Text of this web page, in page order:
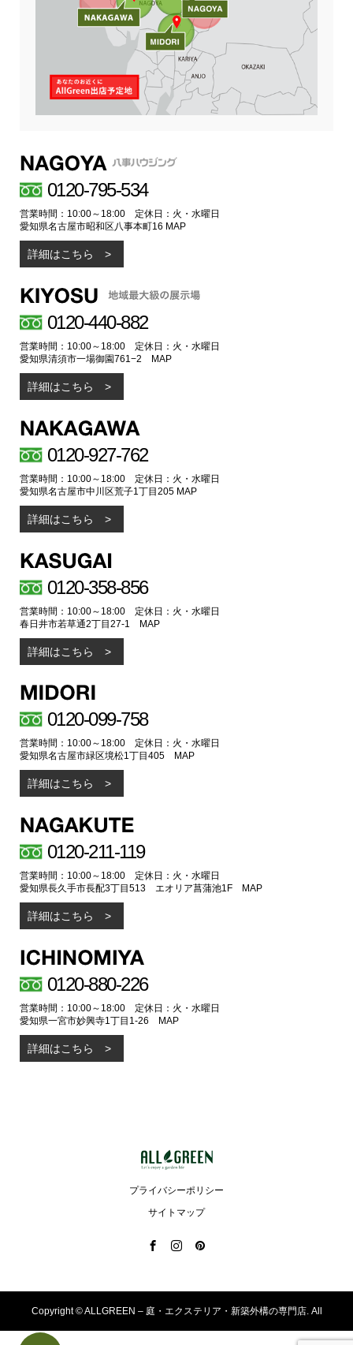
0120-795-534
営業時間：10:00～18:00 定休日：火・水曜日
愛知県名古屋市昭和区八事本町16 MAP
詳細はこちら
0120-440-882
営業時間：10:00～18:00 定休日：火・水曜日
愛知県清須市一場御園761−2 MAP
詳細はこちら
0120-927-762
営業時間：10:00～18:00 定休日：火・水曜日
愛知県名古屋市中川区荒子1丁目205 MAP
詳細はこちら
0120-358-856
営業時間：10:00～18:00 定休日：火・水曜日
春日井市若草通2丁目27-1 MAP
詳細はこちら
0120-099-758
営業時間：10:00～18:00 定休日：火・水曜日
愛知県名古屋市緑区境松1丁目405
MAP
詳細はこちら
0120-211-119
営業時間：10:00～18:00 定休日：火・水曜日
愛知県長久手市長配3丁目513 エオリア菖蒲池1F
MAP
詳細はこちら
0120-880-226
営業時間：10:00～18:00 定休日：火・水曜日
愛知県一宮市妙興寺1丁目1-26
MAP
詳細はこちら
プライバシーポリシー
サイトマップ
Copyright ©ALLGREEN – 庭・エクステリア・新築外構の専門店. All